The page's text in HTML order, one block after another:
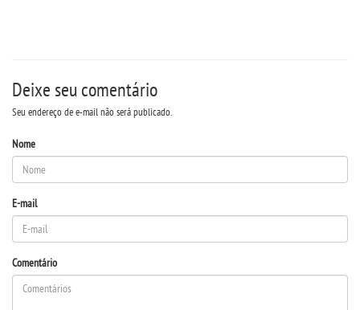
BLOG CONEXÃO UNIESP
LOGIN
PORTAL DE ALUNOS
PORTAL DE PROFESSORES/ACADÊMICO
Deixe seu comentário
Seu endereço de e-mail não será publicado.
Nome
E-mail
Comentário